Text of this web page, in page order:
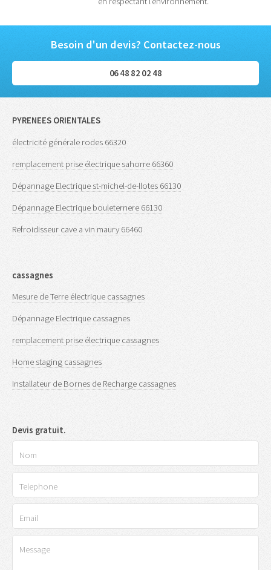
Besoin d'un devis? Contactez-nous
06 48 82 02 48
PYRENEES ORIENTALES
électricité générale rodes 66320
remplacement prise électrique sahorre 66360
Dépannage Electrique st-michel-de-llotes 66130
Dépannage Electrique bouleternere 66130
Refroidisseur cave a vin maury 66460
cassagnes
Mesure de Terre électrique cassagnes
Dépannage Electrique cassagnes
remplacement prise électrique cassagnes
Home staging cassagnes
Installateur de Bornes de Recharge cassagnes
Devis gratuit.